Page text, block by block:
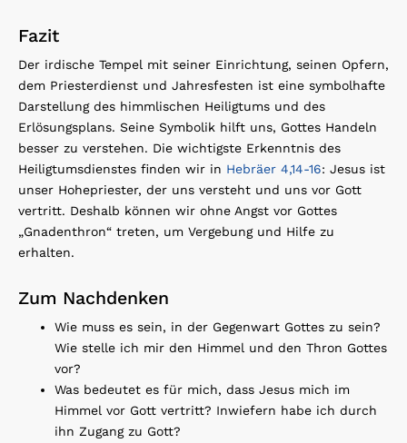
Fazit
Der irdische Tempel mit seiner Einrichtung, seinen Opfern,
dem Priesterdienst und Jahresfesten ist eine symbolhafte
Darstellung des himmlischen Heiligtums und des
Erlösungsplans. Seine Symbolik hilft uns, Gottes Handeln
besser zu verstehen. Die wichtigste Erkenntnis des
Heiligtumsdienstes finden wir in Hebräer 4,14-16: Jesus ist
unser Hohepriester, der uns versteht und uns vor Gott
vertritt. Deshalb können wir ohne Angst vor Gottes
„Gnadenthron“ treten, um Vergebung und Hilfe zu
erhalten.
Zum Nachdenken
Wie muss es sein, in der Gegenwart Gottes zu sein?
Wie stelle ich mir den Himmel und den Thron Gottes
vor?
Was bedeutet es für mich, dass Jesus mich im
Himmel vor Gott vertritt? Inwiefern habe ich durch
ihn Zugang zu Gott?